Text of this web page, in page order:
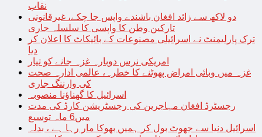
نقاب
دو لاکھ سے زائد افغان باشندے واپس جا چکے، غیرقانونی
تارکین وطن کا واپسی کا سلسلہ جاری
ترک پارلیمنٹ نے اسرائیلی مصنوعات کے بائیکاٹ کا اعلان کر
دیا
امریکی نرس دوبارہ غزہ جانے کو تیار
غزہ میں وبائی امراض پھوٹنے کا خطرہ، عالمی ادارہ صحت
کی وارننگ جاری
اسرائیل کا گھناؤنا منصوبہ
رجسٹرڈ افغان مہاجرین کی رجسٹریشن کارڈ کی مدت
میں6 ماہ توسیع
اسرائیل دنیا سے جھوٹ بول کر ہمیں بھوکا مار رہا ہے ، بدلہ